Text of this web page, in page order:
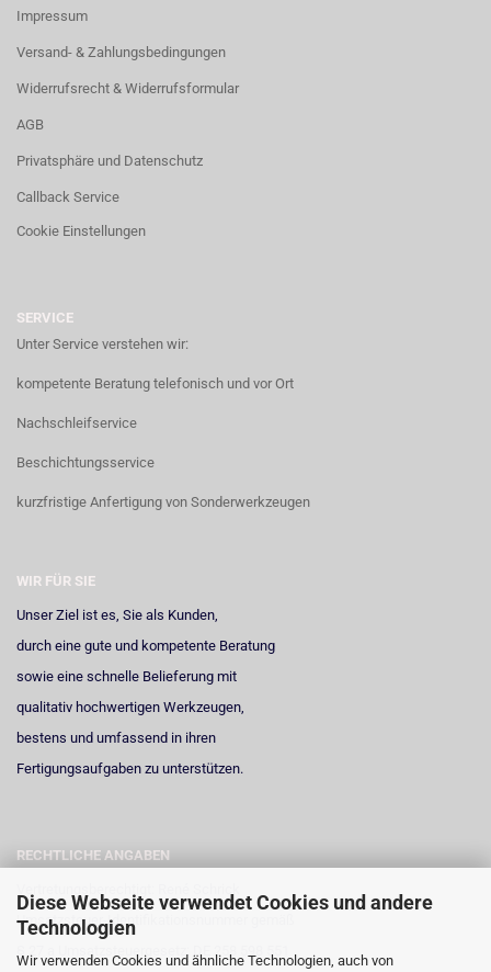
Diese Webseite verwendet Cookies und andere
Technologien
Wir verwenden Cookies und ähnliche Technologien, auch von
Impressum
Versand- & Zahlungsbedingungen
Widerrufsrecht & Widerrufsformular
AGB
Privatsphäre und Datenschutz
Callback Service
Cookie Einstellungen
SERVICE
Unter Service verstehen wir:
kompetente Beratung telefonisch und vor Ort
Nachschleifservice
Beschichtungsservice
kurzfristige Anfertigung von Sonderwerkzeugen
WIR FÜR SIE
Unser Ziel ist es, Sie als Kunden,
durch eine gute und kompetente Beratung
sowie eine schnelle Belieferung mit
qualitativ hochwertigen Werkzeugen,
bestens und umfassend in ihren
Fertigungsaufgaben zu unterstützen.
RECHTLICHE ANGABEN
Umsatzsteuer-Identifikationsnummer gemäß
§ 27 a Umsatzsteuergesetz: DE 258 598 551